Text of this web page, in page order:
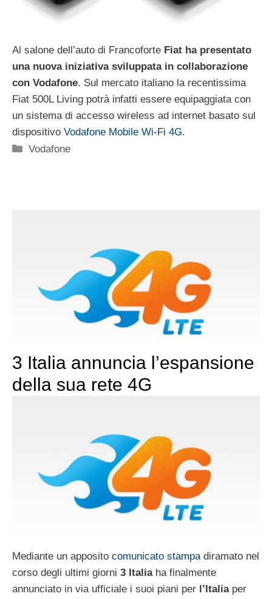
Al salone dell’auto di Francoforte Fiat ha presentato
una nuova iniziativa sviluppata in collaborazione
con Vodafone. Sul mercato italiano la recentissima
Fiat 500L Living potrà infatti essere equipaggiata con
un sistema di accesso wireless ad internet basato sul
dispositivo Vodafone Mobile Wi-Fi 4G.
Categorie
Vodafone
3 Italia annuncia l’espansione
della sua rete 4G
Mediante un apposito comunicato stampadiramato nel
corso degli ultimi giorni 3 Italiaha finalmente
annunciato in via ufficiale i suoi piani per l’Italiaper